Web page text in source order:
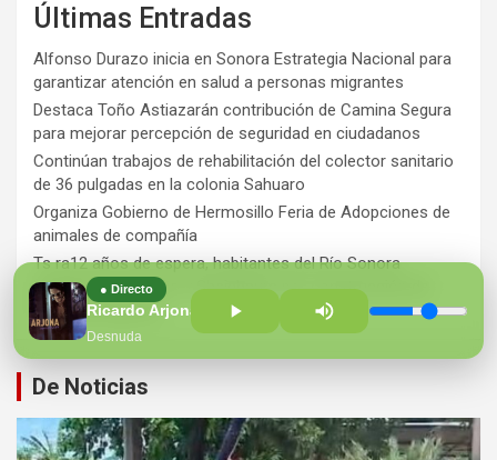
● Directo
Ricardo Arjona
Desnuda
Últimas Entradas
Alfonso Durazo inicia en Sonora Estrategia Nacional para
garantizar atención en salud a personas migrantes
Destaca Toño Astiazarán contribución de Camina Segura
para mejorar percepción de seguridad en ciudadanos
Continúan trabajos de rehabilitación del colector sanitario
de 36 pulgadas en la colonia Sahuaro
Organiza Gobierno de Hermosillo Feria de Adopciones de
animales de compañía
Ts ra12 años de espera, habitantes del Río Sonora
agradecen a Durazo y Sheinbaum por construcción de
Hospital Regional
De Noticias